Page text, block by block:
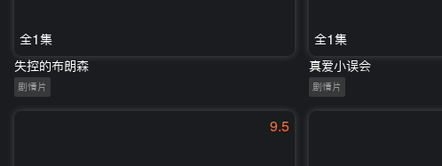
全1集
失控的布朗森
剧情片
全1集
真爱小误会
剧情片
9.5